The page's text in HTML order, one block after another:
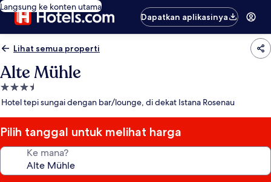
Langsung ke konten utama
Dapatkan aplikasinya
Lihat semua properti
Alte Mühle
Properti
bintang
Hotel tepi sungai dengan bar/lounge, di dekat Istana Rosenau
Pilih tanggal untuk melihat harga
Ke mana?